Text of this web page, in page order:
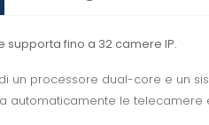
supporta fino a 32 camere IP.
un processore dual-core e un
automaticamente le